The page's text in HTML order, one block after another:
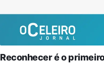
Reconhecer é o